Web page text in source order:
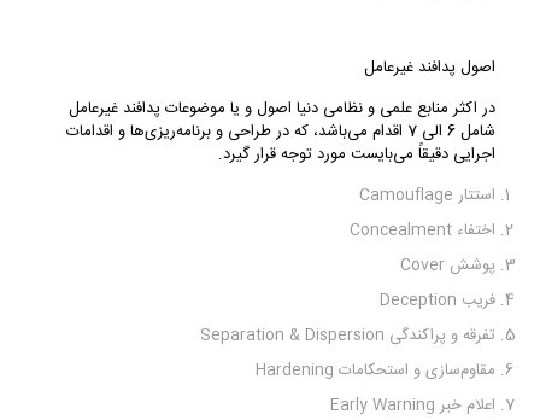
اصول پدافند غیرعامل
در اکثر منابع علمی و نظامی دنیا اصول و یا موضوعات پدافند غیرعامل
شامل 6 الی 7 اقدام می‌باشد، که در طراحی و برنامه‌ریزی‌ها و اقدامات
اجرایی دقیقاً می‌بایست مورد توجه قرار گیرد.
استتار Camouflage
اختفاء Concealment
پوشش Cover
فریب Deception
تفرقه و پراکندگی Separation & Dispersion
مقاوم‌سازی و استحکامات Hardening
اعلام خبر Early Warning